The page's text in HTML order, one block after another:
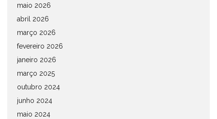
maio 2026
abril 2026
março 2026
fevereiro 2026
janeiro 2026
março 2025
outubro 2024
junho 2024
maio 2024